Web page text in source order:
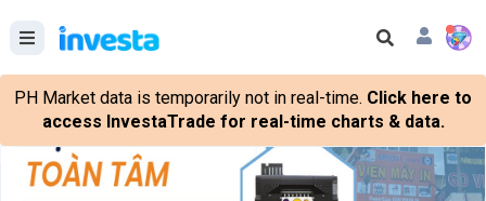
PH Market data is temporarily not in real-time. Click here to
access InvestaTrade for real-time charts & data.